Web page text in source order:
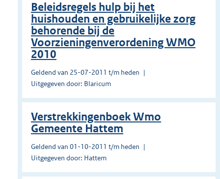
Beleidsregels hulp bij het
huishouden en gebruikelijke zorg
behorende bij de
Voorzieningenverordening WMO
2010
Geldend van 25-07-2011 t/m heden
Uitgegeven door: Blaricum
Verstrekkingenboek Wmo
Gemeente Hattem
Geldend van 01-10-2011 t/m heden
Uitgegeven door: Hattem